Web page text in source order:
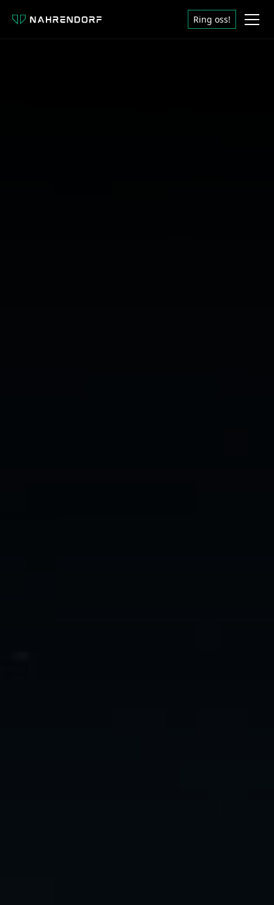
Ring oss!